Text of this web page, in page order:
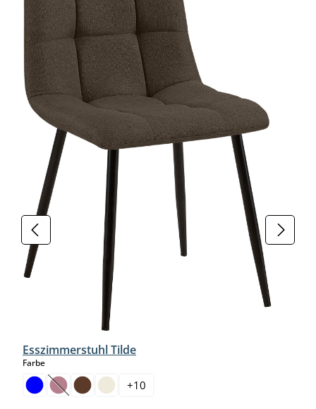
Esszimmerstuhl Tilde
Farbeauswählen
(Diese Option ist zurzeit nicht verfügbar.)
+10